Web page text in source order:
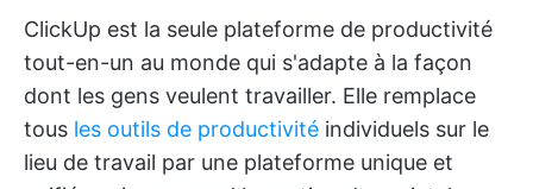
ClickUp est la seule plateforme de productivité
tout-en-un au monde qui s'adapte à la façon
dont les gens veulent travailler. Elle remplace
tous les outils de productivité individuels sur le
lieu de travail par une plateforme unique et